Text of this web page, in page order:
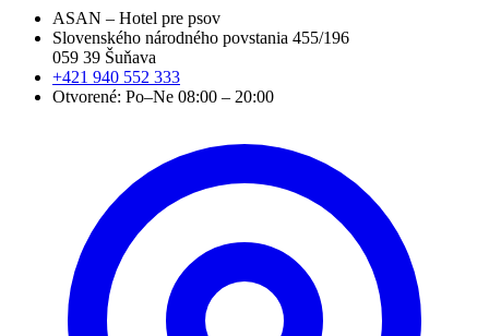
ASAN – Hotel pre psov
Slovenského národného povstania 455/196
059 39 Šuňava
+421 940 552 333
Otvorené: Po–Ne 08:00 – 20:00